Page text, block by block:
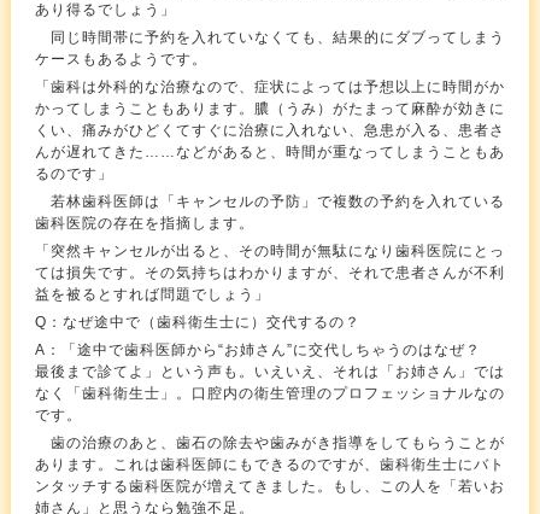
あり得るでしょう」
同じ時間帯に予約を入れていなくても、結果的にダブってしまう
ケースもあるようです。
「歯科は外科的な治療なので、症状によっては予想以上に時間がか
かってしまうこともあります。膿（うみ）がたまって麻酔が効きに
くい、痛みがひどくてすぐに治療に入れない、急患が入る、患者さ
んが遅れてきた……などがあると、時間が重なってしまうこともあ
るのです」
若林歯科医師は「キャンセルの予防」で複数の予約を入れている
歯科医院の存在を指摘します。
「突然キャンセルが出ると、その時間が無駄になり歯科医院にとっ
ては損失です。その気持ちはわかりますが、それで患者さんが不利
益を被るとすれば問題でしょう」
Q：なぜ途中で（歯科衛生士に）交代するの？
A：「途中で歯科医師から“お姉さん”に交代しちゃうのはなぜ？
最後まで診てよ」という声も。いえいえ、それは「お姉さん」では
なく「歯科衛生士」。口腔内の衛生管理のプロフェッショナルなの
です。
歯の治療のあと、歯石の除去や歯みがき指導をしてもらうことが
あります。これは歯科医師にもできるのですが、歯科衛生士にバト
ンタッチする歯科医院が増えてきました。もし、この人を「若いお
姉さん」と思うなら勉強不足。